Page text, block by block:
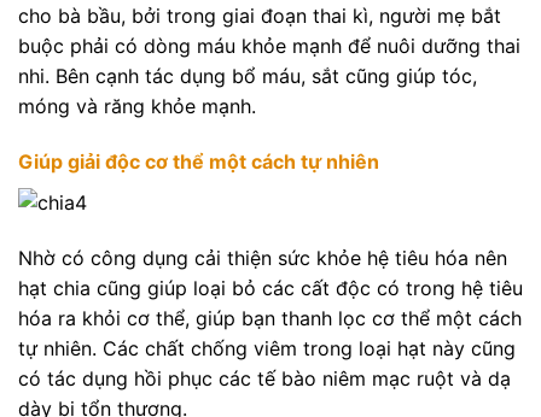
cho bà bầu, bởi trong giai đoạn thai kì, người mẹ bắt
buộc phải có dòng máu khỏe mạnh để nuôi dưỡng thai
nhi. Bên cạnh tác dụng bổ máu, sắt cũng giúp tóc,
móng và răng khỏe mạnh.
Giúp giải độc cơ thể một cách tự nhiên
Nhờ có công dụng cải thiện sức khỏe hệ tiêu hóa nên
hạt chia cũng giúp loại bỏ các cất độc có trong hệ tiêu
hóa ra khỏi cơ thể, giúp bạn thanh lọc cơ thể một cách
tự nhiên. Các chất chống viêm trong loại hạt này cũng
có tác dụng hồi phục các tế bào niêm mạc ruột và dạ
dày bị tổn thương.